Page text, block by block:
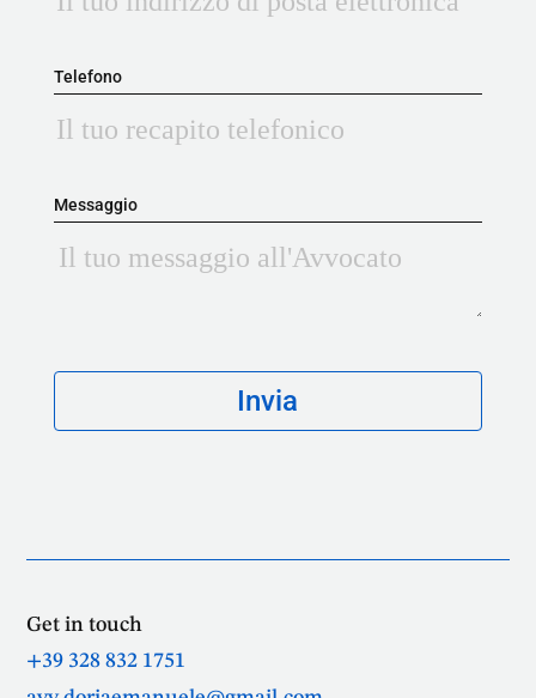
Telefono
Messaggio
Get in touch
+39 328 832 1751